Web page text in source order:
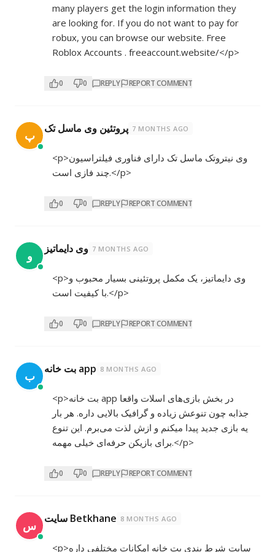
many players get the login information they
are looking for. If you do not want to pay for
robux, you can browse our website. Free
Roblox Accounts . freeaccount.website/</p>
0 0 REPLY REPORT COMMENT
پ پروتئین وی ماسل تک 7 MONTHS AGO
<p>وی نیتروتک ماسل تک دارای فناوری فیلتراسیون
چند فازی است.</p>
0 0 REPLY REPORT COMMENT
و وی دایماتیز 7 MONTHS AGO
<p>وی دایماتیز، یک مکمل پروتئینی بسیار محبوب و
با کیفیت است.</p>
0 0 REPLY REPORT COMMENT
ب بت خانه app 8 MONTHS AGO
<p>بت خانه app در بخش بازی‌های اسلات واقعا
جذابه چون تنوعش زیاده و گرافیک بالایی داره. هر بار
یه بازی جدید پیدا میکنم و ازش لذت می‌برم. این تنوع
برای بازیکن حرفه‌ای خیلی مهمه.</p>
0 0 REPLY REPORT COMMENT
س سایت Betkhane 8 MONTHS AGO
<p>سایت شرط بندی بت خانه امکانات مختلفی داره